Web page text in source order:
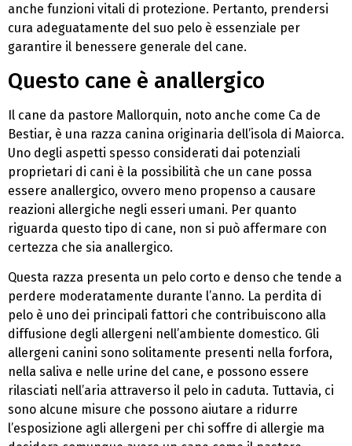
anche funzioni vitali di protezione. Pertanto, prendersi
cura adeguatamente del suo pelo è essenziale per
garantire il benessere generale del cane.
Questo cane è anallergico
Il cane da pastore Mallorquin, noto anche come Ca de
Bestiar, è una razza canina originaria dell’isola di Maiorca.
Uno degli aspetti spesso considerati dai potenziali
proprietari di cani è la possibilità che un cane possa
essere anallergico, ovvero meno propenso a causare
reazioni allergiche negli esseri umani. Per quanto
riguarda questo tipo di cane, non si può affermare con
certezza che sia anallergico.
Questa razza presenta un pelo corto e denso che tende a
perdere moderatamente durante l’anno. La perdita di
pelo è uno dei principali fattori che contribuiscono alla
diffusione degli allergeni nell’ambiente domestico. Gli
allergeni canini sono solitamente presenti nella forfora,
nella saliva e nelle urine del cane, e possono essere
rilasciati nell’aria attraverso il pelo in caduta. Tuttavia, ci
sono alcune misure che possono aiutare a ridurre
l’esposizione agli allergeni per chi soffre di allergie ma